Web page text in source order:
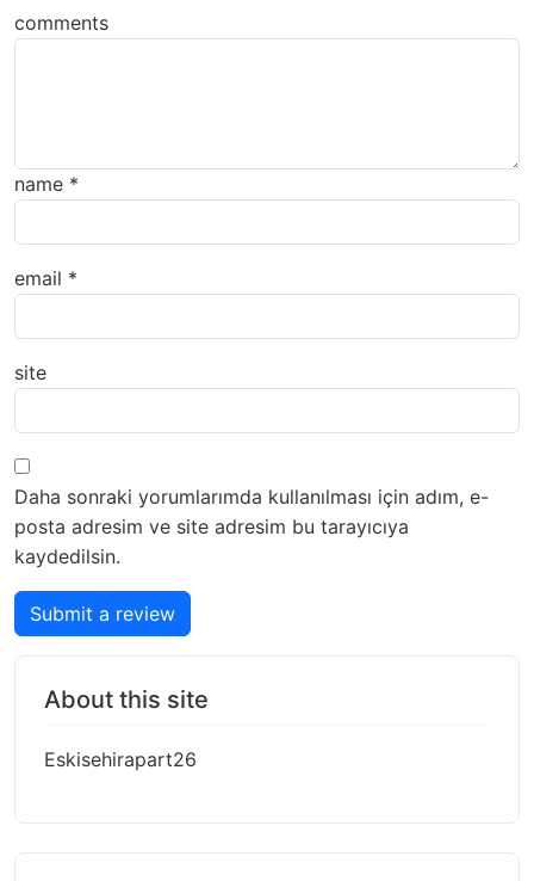
comments
name *
email *
site
Daha sonraki yorumlarımda kullanılması için adım, e-
posta adresim ve site adresim bu tarayıcıya
kaydedilsin.
Submit a review
About this site
Eskisehirapart26